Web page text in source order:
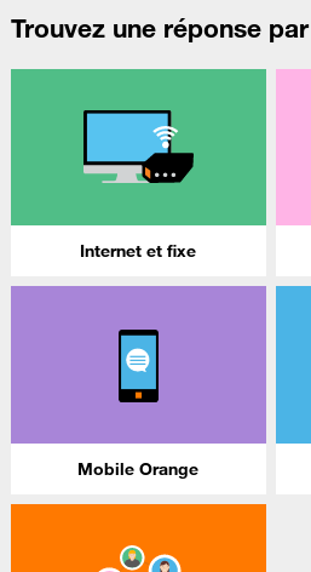
Trouvez une réponse
Internet et fixe
Mobile Orange